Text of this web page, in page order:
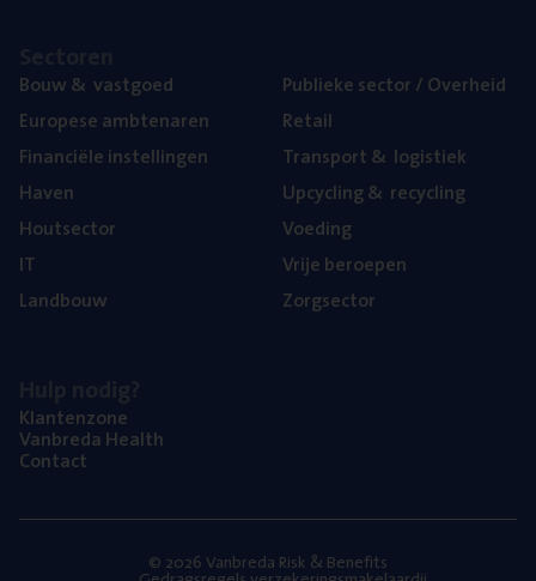
Bouw& vastgoed
Euro­pe­se ambtenaren
Finan­ci­ë­le instellingen
Haven
Hout­sec­tor
IT
Land­bouw
Publie­ke sec­tor / Overheid
Retail
Trans­port& logistiek
Upcy­cling& recycling
Voe­ding
Vrije beroe­pen
Zorg­sec­tor
Klan­ten­zo­ne
Van­b­re­da Health
Con­tact
© 2026 Vanbreda Risk & Benefits